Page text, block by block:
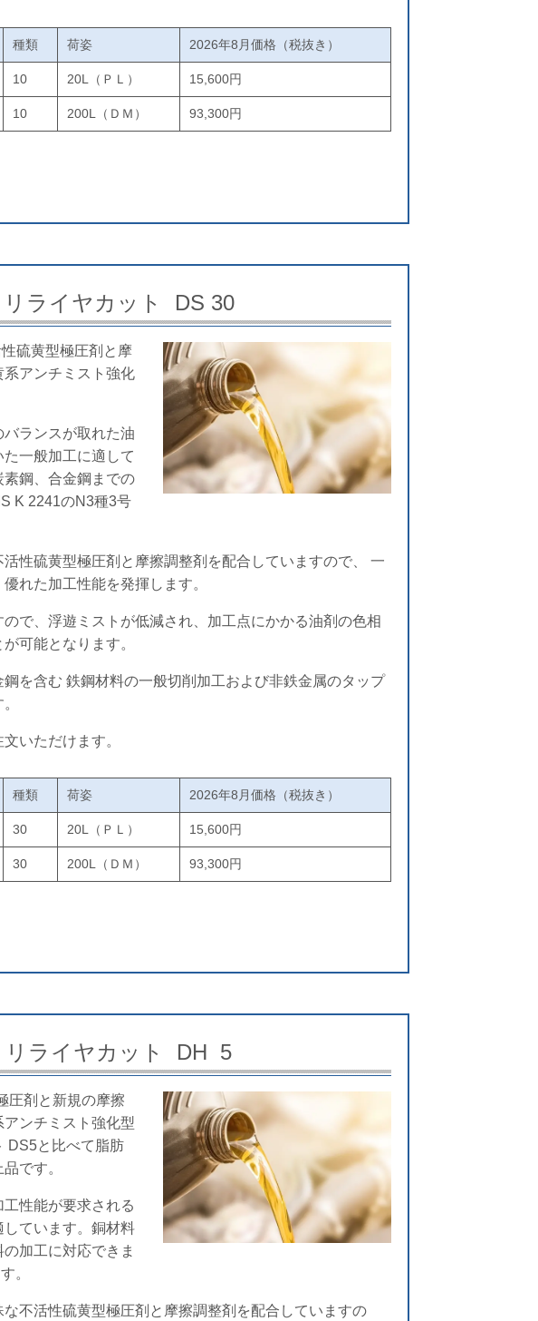
種類 荷姿 2026年8月価格（税抜き）
10 20L（ＰＬ） 15,600円
10 200L（ＤＭ） 93,300円
ライヤカット DS 30
硫黄型極圧剤と摩
アンチミスト強化
ランスが取れた油
一般加工に適して
鋼、合金鋼までの
K 2241のN3種3号
性硫黄型極圧剤と摩擦調整剤を配合していますので、 一
れた加工性能を発揮します。
で、浮遊ミストが低減され、加工点にかかる油剤の色相
可能となります。
を含む 鉄鋼材料の一般切削加工および非鉄金属のタップ
いただけます。
種類 荷姿 2026年8月価格（税抜き）
30 20L（ＰＬ） 15,600円
30 200L（ＤＭ） 93,300円
リライヤカット DH 5
圧剤と新規の摩擦
ンチミスト強化型
DS5と比べて脂肪
です。
性能が要求される
ています。銅材料
加工に対応できま
。
不活性硫黄型極圧剤と摩擦調整剤を配合していますの